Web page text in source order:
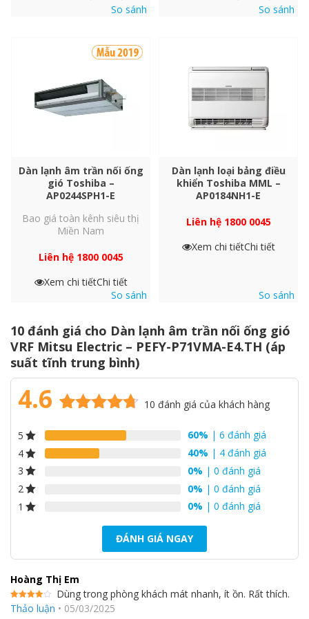
Đường kính ống môi chất lạnh
Lỏng(R410A)
Hơi(R410A)
Đường kính ống nước ngưng mm
Thiết kế nhỏ gọn với chiều cao không
quá 250 mm (tất cả các mẫu)
Thiết kế thân mỏng với chiều cao không quá 250 mm (tất cả các
mẫu) cho phép lắp đặt trên trần có hốc nhỏ.
Áp suất tĩnh bên ngoài tối đa 150 Pa mặc
dù có thiết kế nhỏ gọn
Cài đặt áp suất tĩnh bên ngoài năm giai đoạn mang lại sự linh
hoạt cho việc mở rộng ống dẫn, phân nhánh và cấu hình cửa
thoát khí và có thể điều chỉnh để đáp ứng các điều kiện ứng
dụng khác nhau. Phạm vi cài đặt tối đa là 150 Pa.
Hướng gió vào có thể dễ dàng thay đổi
hút gió có thể được thay đổi từ cửa hút gió phía sau sang cửa
hút gió phía dưới.
So sánh
So sánh
Dàn lạnh âm trần nối ống
gió Toshiba –
AP0244SPH1-E
Bao giá toàn kênh siêu thị
Miền Nam
Liên hệ 1800 0045
Xem chi tiếtChi tiết
So sánh
Dàn lạnh loại bảng điều
khiển Toshiba MML –
AP0184NH1-E
Liên hệ 1800 0045
Xem chi tiếtChi tiết
So sánh
10 đánh giá cho Dàn lạnh âm trần nối ống gió
VRF Mitsu Electric – PEFY-P71VMA-E4.TH (áp
suất tĩnh trung bình)
4.6
dựa trên
đánh giá
10 đánh giá của khách hàng
5 60% | 6 đánh giá
4
40% | 4 đánh giá
3
0% | 0 đánh giá
2
0% | 0 đánh giá
1
0% | 0 đánh giá
ĐÁNH GIÁ NGAY
Hoàng Thị Em
Được
xếp hạng
Dùng trong phòng khách mát nhanh, ít ồn. Rất thích.
Thảo luận • 05/03/2025